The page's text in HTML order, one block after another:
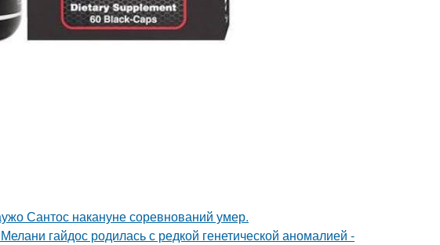
Сантос накануне соревнований умер.
гайдос родилась с редкой генетической аномалией -